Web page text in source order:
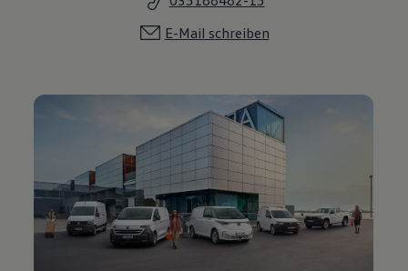
Volkswagen Nutzfahrzeuge
Highlights
Lust, auch die Leistungen und Angebote an unserem